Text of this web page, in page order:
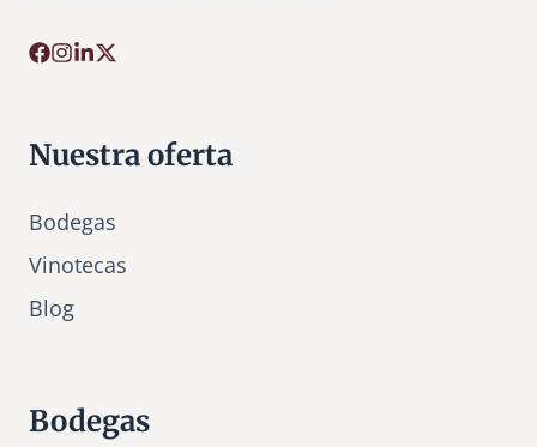
Nuestra oferta
Bodegas
Vinotecas
Blog
Bodegas